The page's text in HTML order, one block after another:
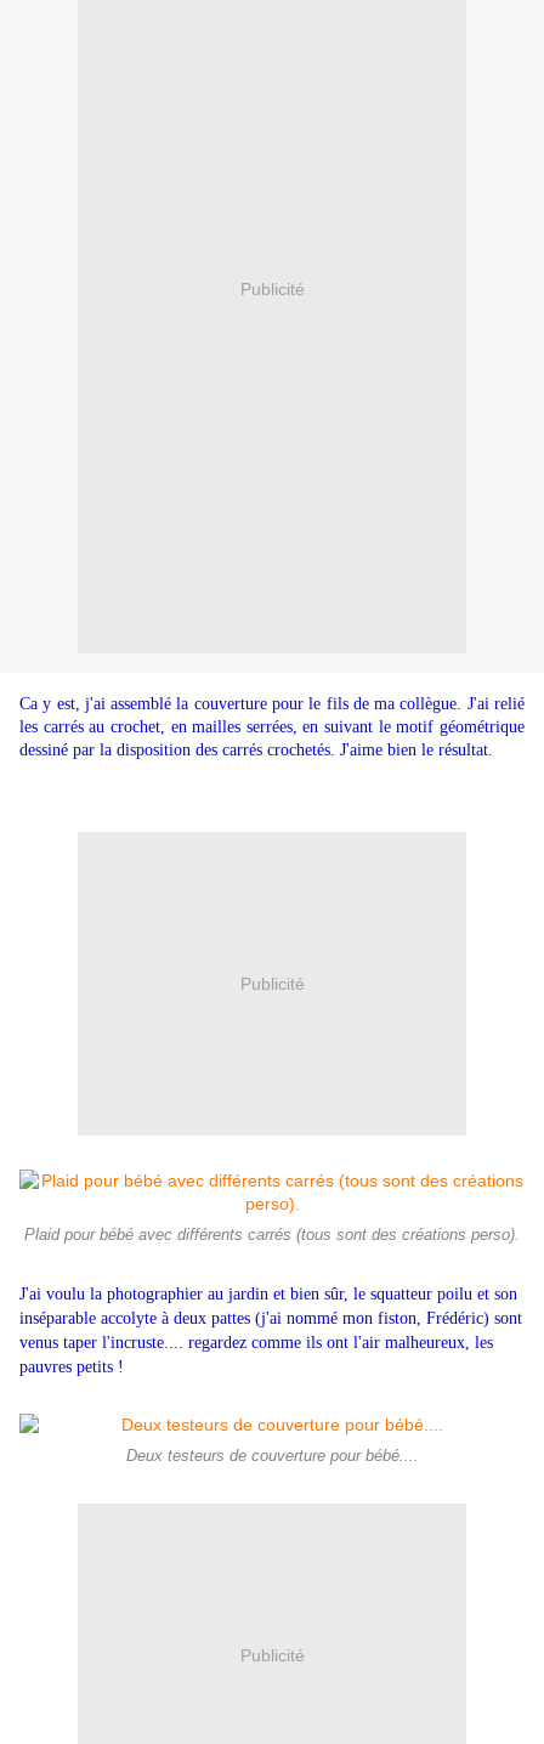
Publicité
Ca y est, j'ai assemblé la couverture pour le fils de ma collègue. J'ai relié
les carrés au crochet, en mailles serrées, en suivant le motif géométrique
dessiné par la disposition des carrés crochetés. J'aime bien le résultat.
Publicité
Plaid pour bébé avec différents carrés (tous sont des créations perso).
J'ai voulu la photographier au jardin et bien sûr, le squatteur poilu et son
inséparable accolyte à deux pattes (j'ai nommé mon fiston, Frédéric) sont
venus taper l'incruste.... regardez comme ils ont l'air malheureux, les
pauvres petits !
Deux testeurs de couverture pour bébé....
Publicité